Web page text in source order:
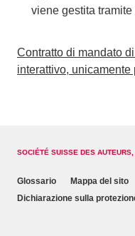
viene gestita
Contratto di mandato
interattivo,
SOCIÉTÉ SUISSE DES
Glossario Mappa del sito
Dichiarazione sulla